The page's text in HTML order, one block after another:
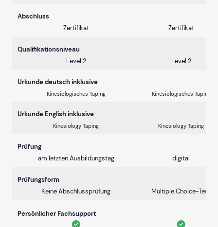
Abschluss
Zertifikat
Zertifikat
Qualifikationsniveau
Level 2
Level 2
Urkunde deutsch inklusive
Kinesiologisches Taping Kinesiologisches Taping
Urkunde English inklusive
Kinesiology Taping Kinesiology Taping
Prüfung
am letzten Ausbildungstag
digital
Prüfungsform
Keine Abschlussprüfung
Multiple Choice-Test
Persönlicher Fachsupport